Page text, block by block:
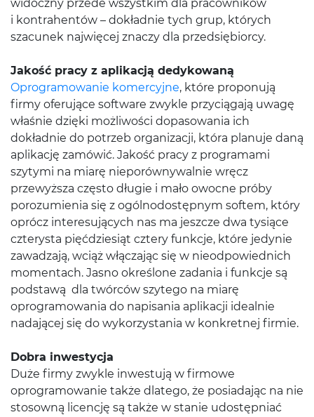
widoczny przede wszystkim dla pracowników
i kontrahentów – dokładnie tych grup, których
szacunek najwięcej znaczy dla przedsiębiorcy.
Jakość pracy z aplikacją dedykowaną
Oprogramowanie komercyjne, które proponują
firmy oferujące software zwykle przyciągają uwagę
właśnie dzięki możliwości dopasowania ich
dokładnie do potrzeb organizacji, która planuje daną
aplikację zamówić. Jakość pracy z programami
szytymi na miarę nieporównywalnie wręcz
przewyższa często długie i mało owocne próby
porozumienia się z ogólnodostępnym softem, który
oprócz interesujących nas ma jeszcze dwa tysiące
czterysta pięćdziesiąt cztery funkcje, które jedynie
zawadzają, wciąż włączając się w nieodpowiednich
momentach. Jasno określone zadania i funkcje są
podstawą dla twórców szytego na miarę
oprogramowania do napisania aplikacji idealnie
nadającej się do wykorzystania w konkretnej firmie.
Dobra inwestycja
Duże firmy zwykle inwestują w firmowe
oprogramowanie także dlatego, że posiadając na nie
stosowną licencję są także w stanie udostępniać